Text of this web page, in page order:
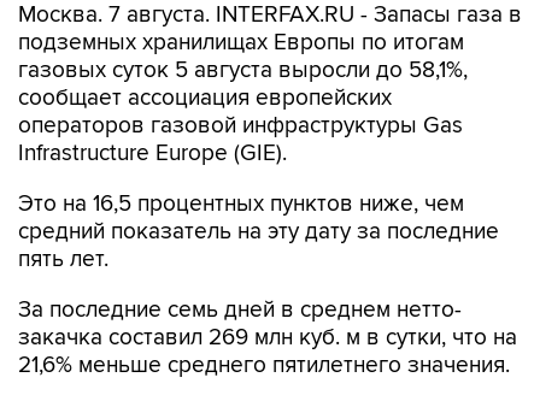
Москва. 7 августа. INTERFAX.RU - Запасы газа в
подземных хранилищах Европы по итогам
газовых суток 5 августа выросли до 58,1%,
сообщает ассоциация европейских
операторов газовой инфраструктуры Gas
Infrastructure Europe (GIE).
Это на 16,5 процентных пунктов ниже, чем
средний показатель на эту дату за последние
пять лет.
За последние семь дней в среднем нетто-
закачка составил 269 млн куб. м в сутки, что на
21,6% меньше среднего пятилетнего значения.